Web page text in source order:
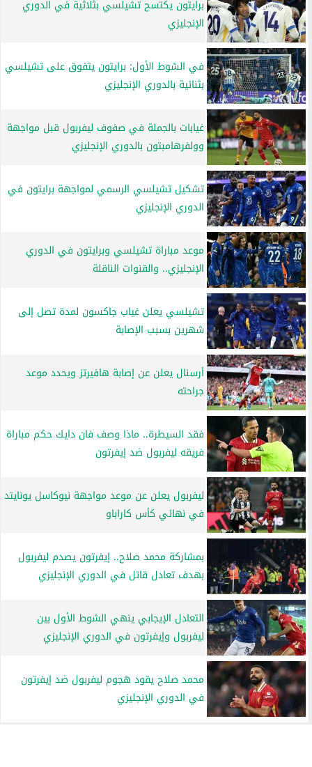
برايتون يكتسح تشيلسي بثلاثية في الدوري
الإنجليزي
في الشوط الأول: برايتون يتفوق على تشيلسي
بثنائية بالدوري الإنجليزي
غيابات بالجملة في صفوف ليفربول قبل مواجهة
وولفرهامبتون بالدوري الإنجليزي
تشكيل تشيلسي الرسمي لمواجهة برايتون في
الدوري الإنجليزي
موعد مباراة تشيلسي وبرايتون في الدوري
الإنجليزي.. والقنوات الناقلة
تشيلسي يعلن غياب جاكسون لمدة تصل إلى
شهرين بسبب الإصابة
أرسنال يعلن عن إصابة هافيرتز ويحدد موعد
جراحته
فقد السيطرة.. ماذا وصف فان دايك حكم مباراة
فريقه ليفربول ضد إيفرتون
ليفربول يعلن عن موعد مواجهة نيوكاسل يونايتد
في نهائي كأس كاراباو
بمشاركة محمد صلاح.. إيفرتون يصدم ليفربول
بهدف تعادل قاتل في الدوري الإنجليزي
التعادل الإيجابي ينهي الشوط الأول بين
ليفربول وإيفرتون في الدوري الإنجليزي
محمد صلاح يقود هجوم ليفربول ضد إيفرتون
في الدوري الإنجليزي